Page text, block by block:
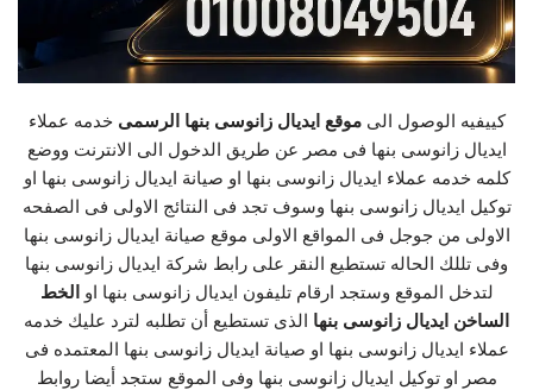
كييفيه الوصول الىموقع ايديال زانوسى بنها الرسمى خدمه عملاء
ايديال زانوسى بنها فى مصر عن طريق الدخول الى الانترنت ووضع
كلمه خدمه عملاء ايديال زانوسى بنها او صيانة ايديال زانوسى بنها او
توكيل ايديال زانوسى بنها وسوف تجد فى النتائج الاولى فى الصفحه
الاولى من جوجل فى المواقع الاولى موقع صيانة ايديال زانوسى بنها
وفى تللك الحاله تستطيع النقر على رابط شركة ايديال زانوسى بنها
لتدخل الموقع وستجد ارقام تليفون ايديال زانوسى بنها او الخط
الساخن ايديال زانوسى بنها الذى تستطيع أن تطلبه لترد عليك خدمه
عملاء ايديال زانوسى بنها او صيانة ايديال زانوسى بنها المعتمده فى
مصر او توكيل ايديال زانوسى بنها وفى الموقع ستجد أيضا روابط